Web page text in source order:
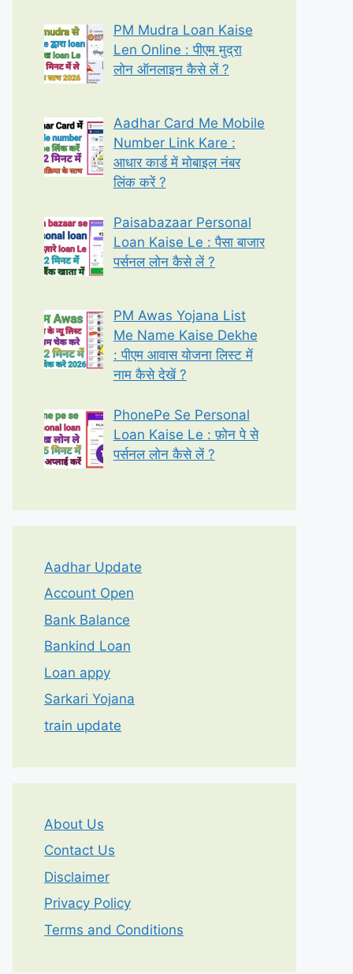
PM Mudra Loan Kaise
Len Online : पीएम मुद्रा
लोन ऑनलाइन कैसे लें ?
Aadhar Card Me Mobile
Number Link Kare :
आधार कार्ड में मोबाइल नंबर
लिंक करें ?
Paisabazaar Personal
Loan Kaise Le : पैसा बाजार
पर्सनल लोन कैसे लें ?
PM Awas Yojana List
Me Name Kaise Dekhe
: पीएम आवास योजना लिस्ट में
नाम कैसे देखें ?
PhonePe Se Personal
Loan Kaise Le : फ़ोन पे से
पर्सनल लोन कैसे लें ?
Aadhar Update
Account Open
Bank Balance
Bankind Loan
Loan appy
Sarkari Yojana
train update
About Us
Contact Us
Disclaimer
Privacy Policy
Terms and Conditions